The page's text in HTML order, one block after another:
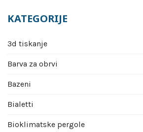
KATEGORIJE
3d tiskanje
Barva za obrvi
Bazeni
Bialetti
Bioklimatske pergole